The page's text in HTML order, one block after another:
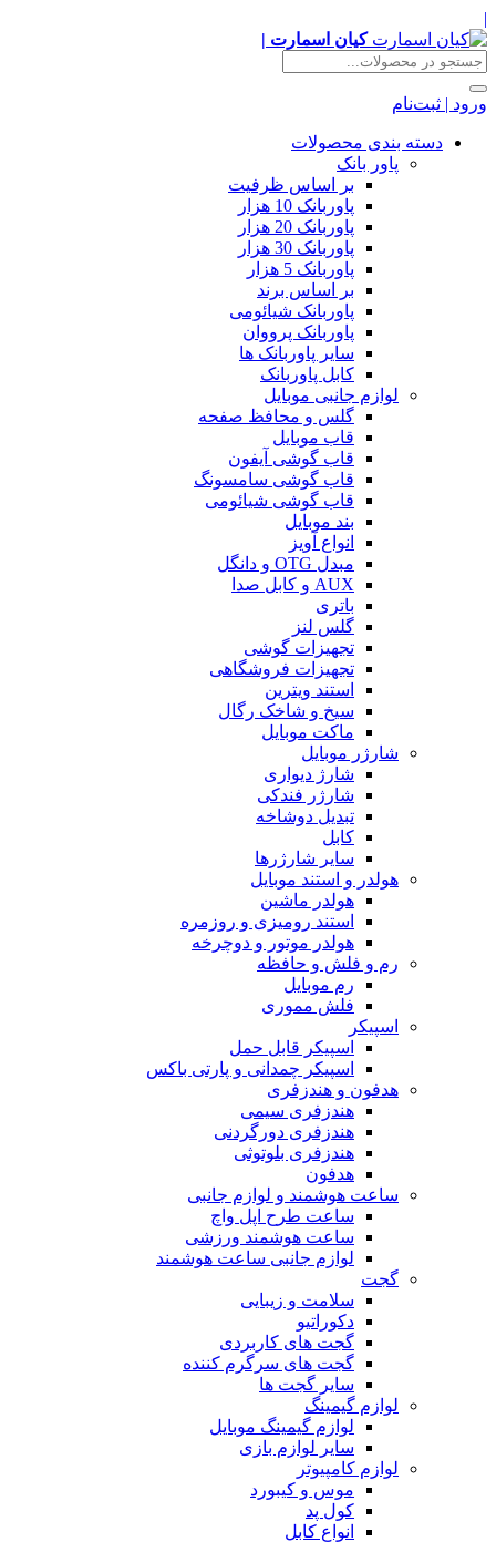
|
کیان اسمارت |
ورود | ثبت‌نام
دسته بندی محصولات
پاور بانک
بر اساس ظرفیت
پاوربانک 10 هزار
پاوربانک 20 هزار
پاوربانک 30 هزار
پاوربانک 5 هزار
بر اساس برند
پاوربانک شیائومی
پاوربانک پرووان
سایر پاوربانک ها
کابل پاوربانک
لوازم جانبی موبایل
گلس و محافظ صفحه
قاب موبایل
قاب گوشی آیفون
قاب گوشی سامسونگ
قاب گوشی شیائومی
بند موبایل
انواع آویز
مبدل OTG و دانگل
AUX و کابل صدا
باتری
گلس لنز
تجهیزات گوشی
تجهیزات فروشگاهی
استند ویترین
سیخ و شاخک رگال
ماکت موبایل
شارژر موبایل
شارژ دیواری
شارژر فندکی
تبدیل دوشاخه
کابل
سایر شارژرها
هولدر و استند موبایل
هولدر ماشین
استند رومیزی و روزمره
هولدر موتور و دوچرخه
رم و فلش و حافظه
رم موبایل
فلش مموری
اسپیکر
اسپیکر قابل حمل
اسپیکر چمدانی و پارتی باکس
هدفون و هندزفری
هندزفری سیمی
هندزفری دورگردنی
هندزفری بلوتوثی
هدفون
ساعت هوشمند و لوازم جانبی
ساعت طرح اپل واچ
ساعت هوشمند ورزشی
لوازم جانبی ساعت هوشمند
گجت
سلامت و زیبایی
دکوراتیو
گجت های کاربردی
گجت های سرگرم کننده
سایر گجت ها
لوازم گیمینگ
لوازم گیمینگ موبایل
سایر لوازم بازی
لوازم کامپیوتر
موس و کیبورد
کول پد
انواع کابل